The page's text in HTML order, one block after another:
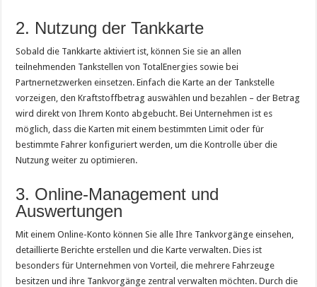
2. Nutzung der Tankkarte
Sobald die Tankkarte aktiviert ist, können Sie sie an allen
teilnehmenden Tankstellen von TotalEnergies sowie bei
Partnernetzwerken einsetzen. Einfach die Karte an der Tankstelle
vorzeigen, den Kraftstoffbetrag auswählen und bezahlen – der Betrag
wird direkt von Ihrem Konto abgebucht. Bei Unternehmen ist es
möglich, dass die Karten mit einem bestimmten Limit oder für
bestimmte Fahrer konfiguriert werden, um die Kontrolle über die
Nutzung weiter zu optimieren.
3. Online-Management und
Auswertungen
Mit einem Online-Konto können Sie alle Ihre Tankvorgänge einsehen,
detaillierte Berichte erstellen und die Karte verwalten. Dies ist
besonders für Unternehmen von Vorteil, die mehrere Fahrzeuge
besitzen und ihre Tankvorgänge zentral verwalten möchten. Durch die